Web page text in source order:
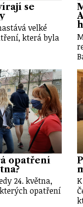
se
velké
která byla
opatření
24. května,
opatření